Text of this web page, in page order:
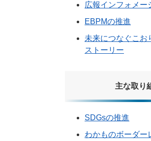
広報インフォメー
EBPMの推進
未来につなぐこお
ストーリー
主な取り
SDGsの推進
わかものボーダー